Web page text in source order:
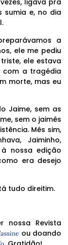
ligava pra
sumia e, no dia
a
ele me pediu
ele estava
com a tragédia
morte, mas eu
Jaime, sem as
sem o jaimês
Mês sim,
Jaiminho,
nossa edição
era desejo
tudo direitim.
nossa Revista
ou doando